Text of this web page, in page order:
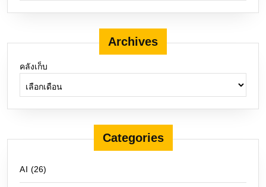
Archives
คลังเก็บ
Categories
AI (26)